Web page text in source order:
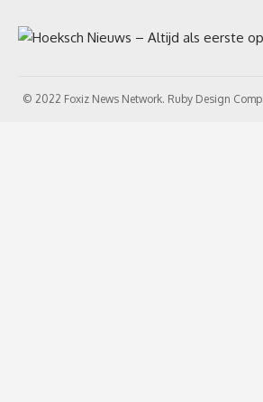
© 2022 Foxiz News Network. Ruby Design